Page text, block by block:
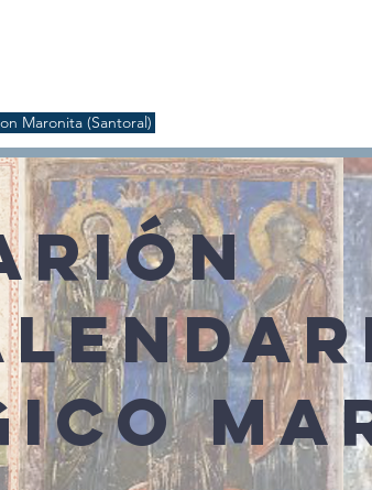
Maronita (Santoral)